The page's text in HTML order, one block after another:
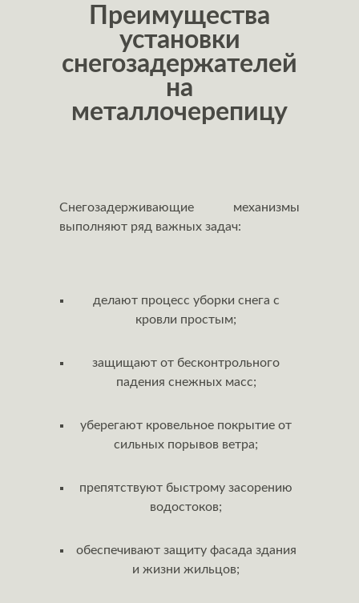
Преимущества
установки
снегозадержателей
на
металлочерепицу
Снегозадерживающие механизмы
выполняют ряд важных задач:
делают процесс уборки снега с
кровли простым;
защищают от бесконтрольного
падения снежных масс;
уберегают кровельное покрытие от
сильных порывов ветра;
препятствуют быстрому засорению
водостоков;
обеспечивают защиту фасада здания
и жизни жильцов;